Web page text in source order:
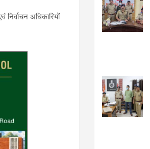
अधिकारियों